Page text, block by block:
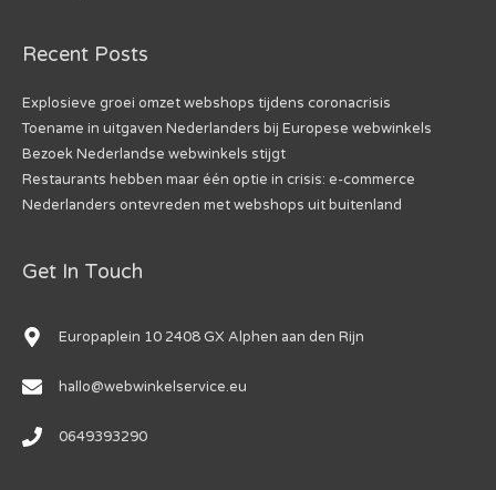
Recent Posts
Explosieve groei omzet webshops tijdens coronacrisis
Toename in uitgaven Nederlanders bij Europese webwinkels
Bezoek Nederlandse webwinkels stijgt
Restaurants hebben maar één optie in crisis: e-commerce
Nederlanders ontevreden met webshops uit buitenland
Get In Touch
Europaplein 10 2408 GX Alphen aan den Rijn
hallo@webwinkelservice.eu
0649393290